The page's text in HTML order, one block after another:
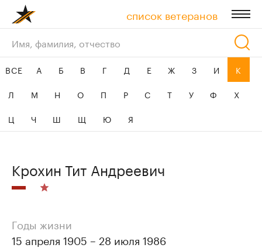
список ветеранов
ресурсы
ВСЕ А Б В Г Д Е Ж З И
К
Л
М Н О П Р С Т У Ф
Х
Ц
Ч Ш Щ Ю Я
Крохин Тит Андреевич
Годы жизни
15 апреля 1905 – 28 июля 1986